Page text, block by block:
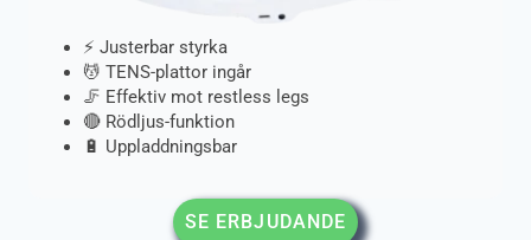
⚡ Justerbar styrka
💆 TENS-plattor ingår
🦵 Effektiv mot restless legs
🔴 Rödljus-funktion
🔋 Uppladdningsbar
SE ERBJUDANDE